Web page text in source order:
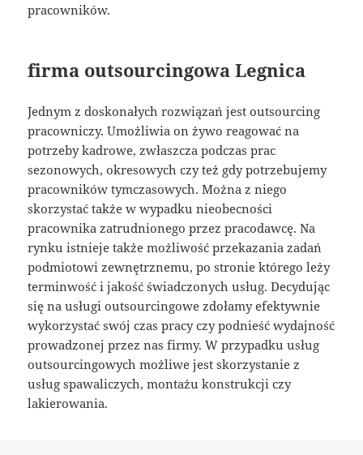
pracowników.
firma outsourcingowa Legnica
Jednym z doskonałych rozwiązań jest outsourcing
pracowniczy. Umożliwia on żywo reagować na
potrzeby kadrowe, zwłaszcza podczas prac
sezonowych, okresowych czy też gdy potrzebujemy
pracowników tymczasowych. Można z niego
skorzystać także w wypadku nieobecności
pracownika zatrudnionego przez pracodawcę. Na
rynku istnieje także możliwość przekazania zadań
podmiotowi zewnętrznemu, po stronie którego leży
terminwość i jakość świadczonych usług. Decydując
się na usługi outsourcingowe zdołamy efektywnie
wykorzystać swój czas pracy czy podnieść wydajność
prowadzonej przez nas firmy. W przypadku usług
outsourcingowych możliwe jest skorzystanie z
usług spawaliczych, montażu konstrukcji czy
lakierowania.